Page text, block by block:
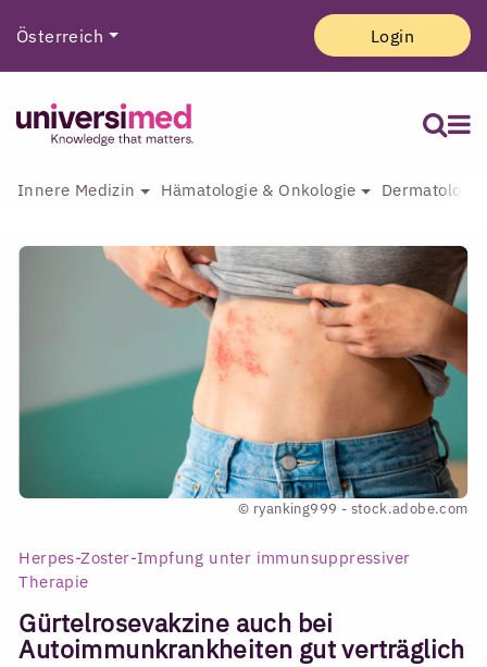
Österreich Login
Innere Medizin Hämatologie & Onkologie
© ryanking999 - stock.adobe.com
Herpes-Zoster-Impfung unter immunsuppressiver
Therapie
Gürtelrosevakzine auch bei
Autoimmunkrankheiten gut verträglich